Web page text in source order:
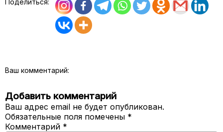
Ваш комментарий:
Добавить комментарий
Ваш адрес email не будет опубликован.
Обязательные поля помечены *
Комментарий *